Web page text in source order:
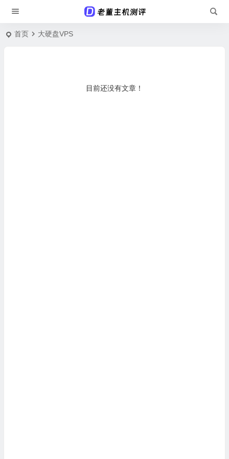
首页 大硬盘VPS
目前还没有文章！